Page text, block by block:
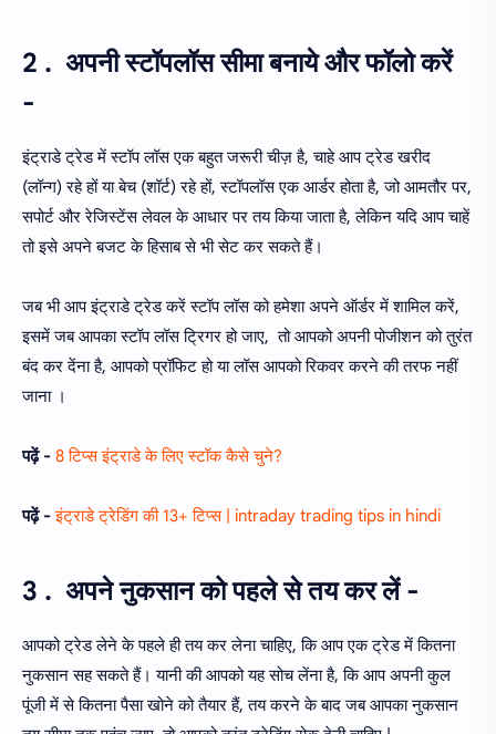
2 . अपनी स्टॉपलॉस सीमा बनाये और फॉलो करें
-
इंट्राडे ट्रेड में स्टॉप लॉस एक बहुत जरूरी चीज़ है, चाहे आप ट्रेड खरीद
(लॉन्ग) रहे हों या बेच (शॉर्ट) रहे हों, स्टॉपलॉस एक आर्डर होता है, जो आमतौर पर,
सपोर्ट और रेजिस्टेंस लेवल के आधार पर तय किया जाता है, लेकिन यदि आप चाहें
तो इसे अपने बजट के हिसाब से भी सेट कर सकते हैं।
जब भी आप इंट्राडे ट्रेड करें स्टॉप लॉस को हमेशा अपने ऑर्डर में शामिल करें,
इसमें जब आपका स्टॉप लॉस ट्रिगर हो जाए, तो आपको अपनी पोजीशन को तुरंत
बंद कर देंना है, आपको प्रॉफिट हो या लॉस आपको रिकवर करने की तरफ नहीं
जाना ।
पढ़ें - 8 टिप्स इंट्राडे के लिए स्टॉक कैसे चुने?
पढ़ें -इंट्राडे ट्रेडिंग की 13+ टिप्स | intraday trading tips in hindi
3 . अपने नुकसान को पहले से तय कर लें -
आपको ट्रेड लेने के पहले ही तय कर लेना चाहिए, कि आप एक ट्रेड में कितना
नुकसान सह सकते हैं। यानी की आपको यह सोच लेंना है, कि आप अपनी कुल
पूंजी में से कितना पैसा खोने को तैयार हैं, तय करने के बाद जब आपका नुकसान